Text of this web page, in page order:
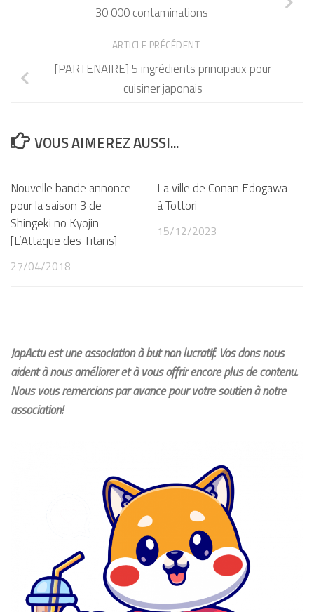
30 000 contaminations
ARTICLE PRÉCÉDENT
[PARTENAIRE] 5 ingrédients principaux pour
cuisiner japonais
VOUS AIMEREZ AUSSI...
Nouvelle bande annonce
pour la saison 3 de
Shingeki no Kyojin
[L’Attaque des Titans]
27/04/2018
La ville de Conan Edogawa
à Tottori
15/12/2023
JapActu est une association à but non lucratif. Vos dons nous
aident à nous améliorer et à vous offrir encore plus de contenu.
Nous vous remercions par avance pour votre soutien à notre
association!